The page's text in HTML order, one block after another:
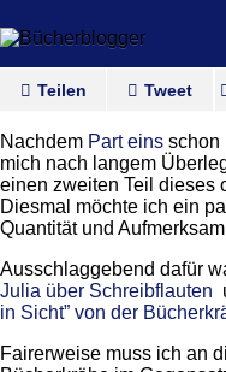
Teilen Tweet
Nachdem Part eins schon
mich nach langem
einen zweiten Teil dieses
Diesmal möchte ich ein
Quantität und
Ausschlaggebend dafür
Julia über Schreibflauten
in Sicht” von der
Fairerweise muss ich an